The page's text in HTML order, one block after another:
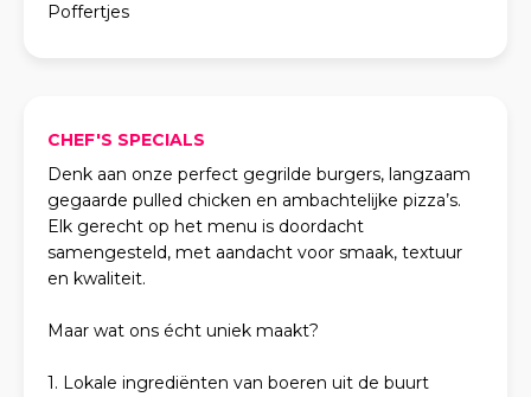
Poffertjes
CHEF'S SPECIALS
Denk aan onze perfect gegrilde burgers, langzaam
gegaarde pulled chicken en ambachtelijke pizza’s.
Elk gerecht op het menu is doordacht
samengesteld, met aandacht voor smaak, textuur
en kwaliteit.
Maar wat ons écht uniek maakt?
1. Lokale ingrediënten van boeren uit de buurt